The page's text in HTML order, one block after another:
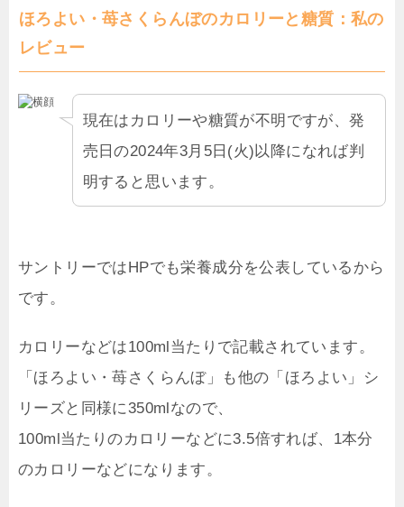
ほろよい・苺さくらんぼのカロリーと糖質：私の
レビュー
現在はカロリーや糖質が不明ですが、発
売日の2024年3月5日(火)以降になれば判
明すると思います。
サントリーではHPでも栄養成分を公表しているから
です。
カロリーなどは100ml当たりで記載されています。
「ほろよい・苺さくらんぼ」も他の「ほろよい」シ
リーズと同様に350mlなので、
100ml当たりのカロリーなどに3.5倍すれば、1本分
のカロリーなどになります。